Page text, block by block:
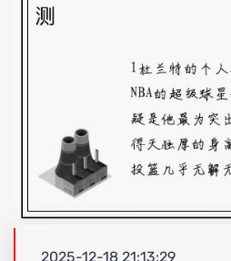
2025-12-18 21:13:29